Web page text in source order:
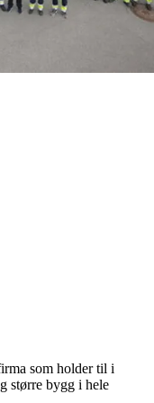
som holder til i
større bygg i hele